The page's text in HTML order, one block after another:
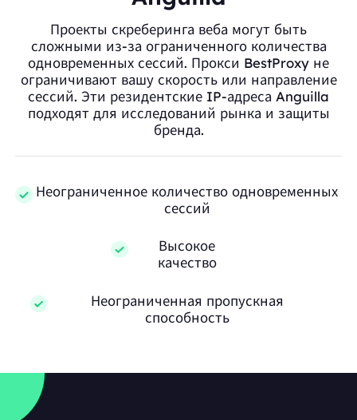
Проекты скреберинга веба могут быть
сложными из-за ограниченного количества
одновременных сессий. Прокси BestProxy не
ограничивают вашу скорость или направление
сессий. Эти резидентские IP-адреса Anguilla
подходят для исследований рынка и защиты
бренда.
Неограниченное количество одновременных
сессий
Высокое
качество
Неограниченная пропускная
способность